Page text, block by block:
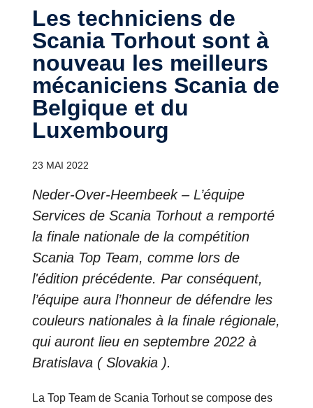
Les techniciens de
Scania Torhout sont à
nouveau les meilleurs
mécaniciens Scania de
Belgique et du
Luxembourg
23 MAI 2022
Neder-Over-Heembeek – L’équipe
Services de Scania Torhout a remporté
la finale nationale de la compétition
Scania Top Team, comme lors de
l'édition précédente. Par conséquent,
l’équipe aura l’honneur de défendre les
couleurs nationales à la finale régionale,
qui auront lieu en septembre 2022 à
Bratislava ( Slovakia ).
La Top Team de Scania Torhout se compose des